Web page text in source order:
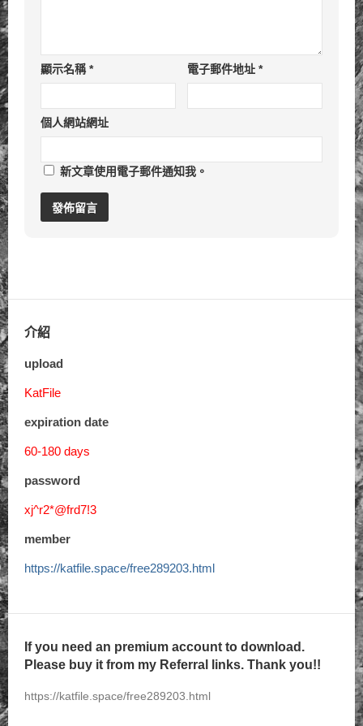
顯示名稱* 電子郵件地址 *
個人網站網址
新文章使用電子郵件通知我。
介紹
upload
KatFile
expiration date
60-180 days
password
xj^r2*@frd7!3
member
https://katfile.space/free289203.html
If you need an premium account to download.
Please buy it from my Referral links. Thank you!!
https://katfile.space/free289203.html